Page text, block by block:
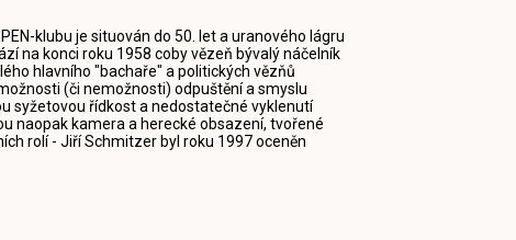
klubu je situován do 50. let a uranového lágru
na konci roku 1958 coby vězeň bývalý náčelník
hlavního "bachaře" a politických vězňů
(či nemožnosti) odpuštění a smyslu
syžetovou řídkost a nedostatečné vyklenutí
naopak kamera a herecké obsazení, tvořené
rolí - Jiří Schmitzer byl roku 1997 oceněn